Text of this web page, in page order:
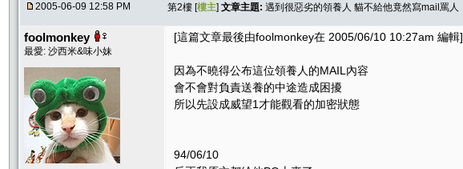
2005-06-09 12:58 PM 第2樓 [樓主] 文章主題: 遇到很惡劣的領養人 貓不給他竟然寫mail罵人
foolmonkey
最愛: 沙西米&味小妹
[這篇文章最後由foolmonkey在 2005/06/10 10:27am 編輯]
因為不曉得公布這位領養人的MAIL內容
會不會對負責送養的中途造成困擾
所以先設成威望1才能觀看的加密狀態
94/06/10